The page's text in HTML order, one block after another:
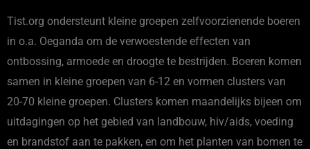
Tist.org ondersteunt kleine groepen zelfvoorzienende boeren
in o.a. Oeganda om de verwoestende effecten van
ontbossing, armoede en droogte te bestrijden. Boeren komen
samen in kleine groepen van 6-12 en vormen clusters van
20-70 kleine groepen. Clusters komen maandelijks bijeen om
uitdagingen op het gebied van landbouw, hiv/aids, voeding
en brandstof aan te pakken, en om het planten van bomen te